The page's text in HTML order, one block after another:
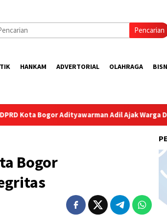
Pencarian
HANKAM ADVERTORIAL OLAHRAGA
Adil Ajak Warga Dukung Sensus
Bogor